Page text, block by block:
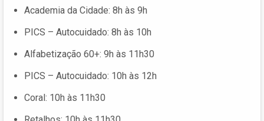
Academia da Cidade: 8h às 9h
PICS – Autocuidado: 8h às 10h
Alfabetização 60+: 9h às 11h30
PICS – Autocuidado: 10h às 12h
Coral: 10h às 11h30